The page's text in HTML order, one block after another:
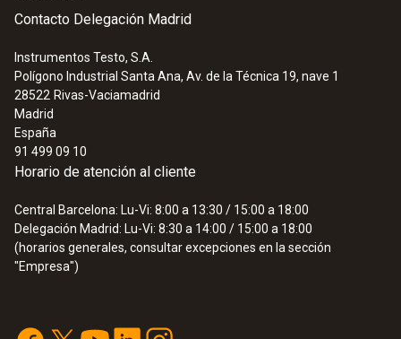
Contacto Delegación Madrid
Instrumentos Testo, S.A.
Polígono Industrial Santa Ana, Av. de la Técnica 19, nave 1
28522 Rivas-Vaciamadrid
Madrid
España
91 499 09 10
Horario de atención al cliente
Central Barcelona: Lu-Vi: 8:00 a 13:30 / 15:00 a 18:00
Delegación Madrid: Lu-Vi: 8:30 a 14:00 / 15:00 a 18:00
(horarios generales, consultar excepciones en la sección
"Empresa")